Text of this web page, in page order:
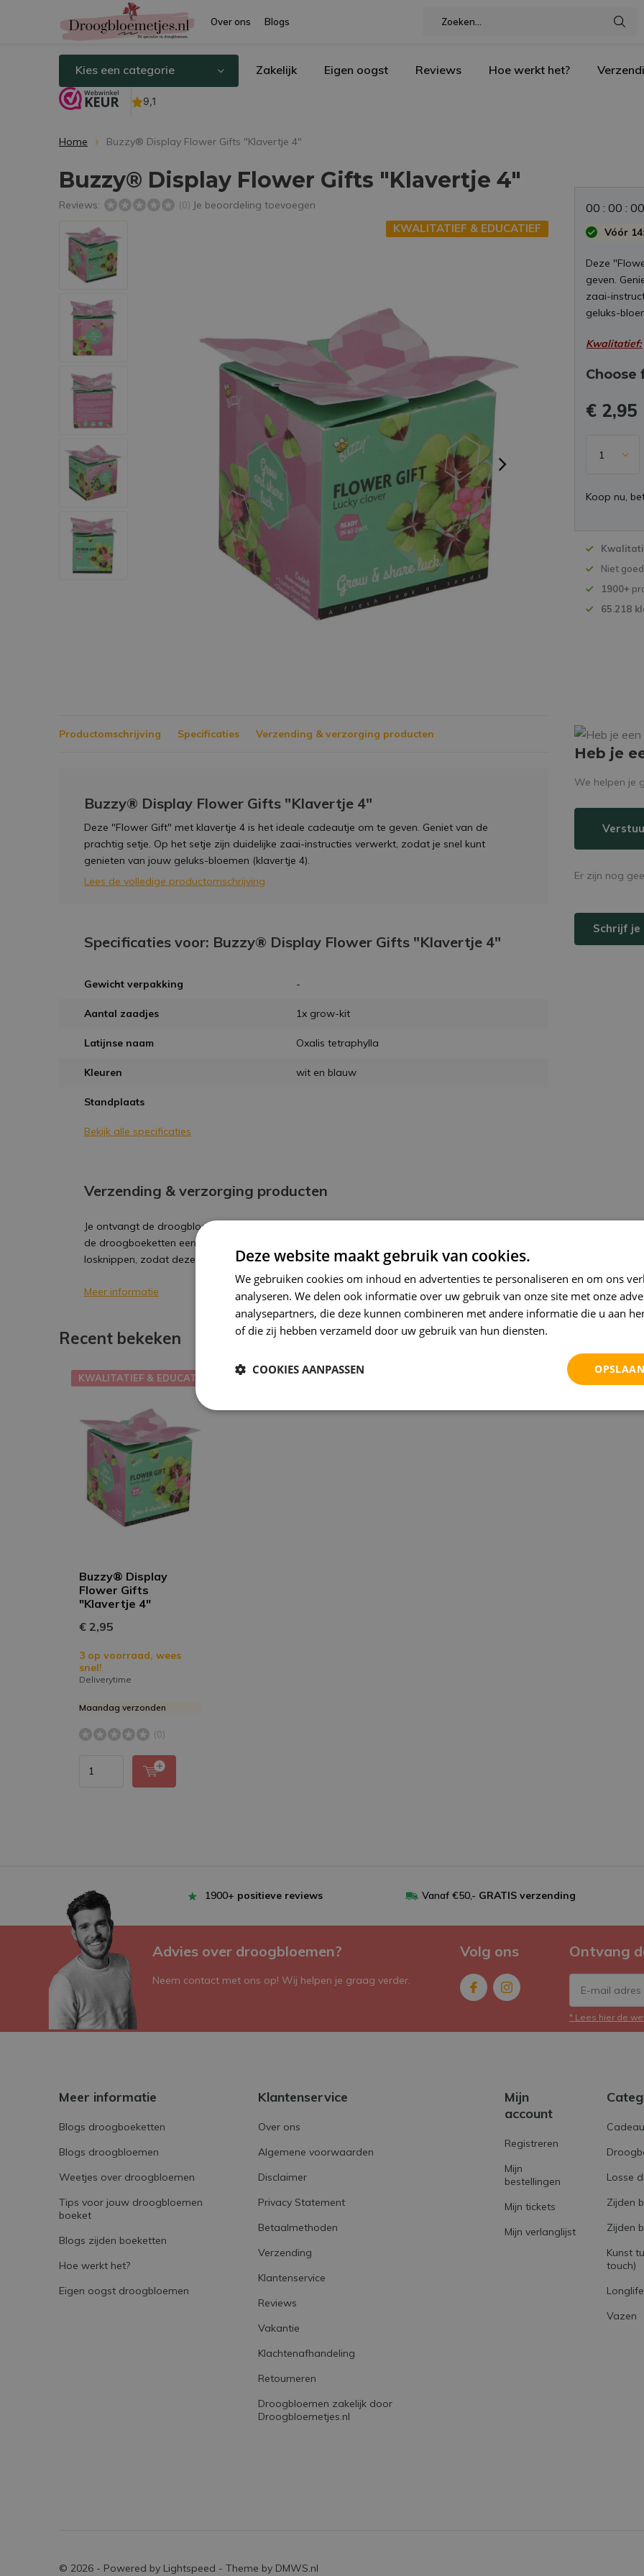
Over ons Blogs
Kies een categorie Zakelijk Eigen oogst Reviews Hoe werkt het?
Home Buzzy® Display Flower Gifts "Klavertje 4"
Buzzy® Display Flower Gifts "Klavertje 4"
Reviews: (0) Je beoordeling toevoegen
KWALITATIEF & EDUCATIEF
00 :00 :00
Vóór
Deze
geven.
zaai-
geluks-
Kwalitatief:
Choose
€ 2,95
Koop nu,
Niet
1900+
65.218
Productomschrijving Specificaties Verzending & verzorging producten
Buzzy® Display Flower Gifts "Klavertje 4"
Deze "Flower Gift" met klavertje 4 is het ideale cadeautje om te geven. Geniet van de
prachtig setje. Op het setje zijn duidelijke zaai-instructies verwerkt, zodat je snel kunt
genieten van jouw geluks-bloemen (klavertje 4).
Lees de volledige productomschrijving
Specificaties voor: Buzzy® Display Flower Gifts "Klavertje 4"
Gewicht verpakking -
Aantal zaadjes 1x grow-kit
Latijnse naam Oxalis tetraphylla
Kleuren wit en blauw
Standplaats
Bekijk alle specificaties
Verzending & verzorging producten
Je ontvangt de droogbloemen in perfecte staat en kant-en-klaar (zoals op de foto). Je kunt
de droogboeketten eenvoudig in een vaas plaatsen en het touwtje van het boeket
losknippen, zodat deze mooi in de vaas valt.
Meer informatie
Heb je
We helpen je
Er zijn nog
Schrijf
Recent bekeken
Buzzy® Display
Flower Gifts
"Klavertje 4"
KWALITATIEF & EDUCATIEF
€ 2,95
3 op voorraad, wees
snel!
Deliverytime
Maandag verzonden
(0)
1900+ positieve reviews Vanaf €50,- GRATIS verzending
Advies over droogbloemen?
Neem contact met ons op! Wij helpen je graag verder.
Volg ons Ontvang
* Lees hier de
Meer informatie
Blogs droogboeketten
Blogs droogbloemen
Weetjes over droogbloemen
Tips voor jouw droogbloemen
boeket
Blogs zijden boeketten
Hoe werkt het?
Eigen oogst droogbloemen
Klantenservice
Over ons
Algemene voorwaarden
Disclaimer
Privacy Statement
Betaalmethoden
Verzending
Klantenservice
Reviews
Vakantie
Klachtenafhandeling
Retourneren
Droogbloemen zakelijk door
Droogbloemetjes.nl
Mijn
account
Registreren
Mijn
bestellingen
Mijn tickets
Mijn verlanglijst
Losse
Zijden
Zijden
Kunst
touch)
Vazen
© 2026 - Powered by Lightspeed - Theme by DMWS.nl
Deze website maakt gebruik van cookies.
We gebruiken cookies om inhoud en advertenties te personaliseren en om ons
analyseren. We delen ook informatie over uw gebruik van onze site met onze
analysepartners, die deze kunnen combineren met andere informatie die u aan
of die zij hebben verzameld door uw gebruik van hun diensten.
COOKIES AANPASSEN